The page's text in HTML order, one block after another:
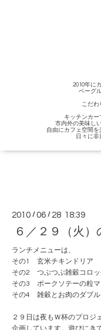
2010年に
ベーグ
こだわ
キッチンカ
市内外の美味し
自由にカフェ空間
日々に非
2010 /06 / 28 18:39
６／２９（火）
ランチメニューは、
その1 玄米チキンドリア
その2 つぶつぶ雑穀コロッ
その3 ポークソテーの粒マ
その4 雑穀とお肉のダブル
２９日は夜もＷ杯のプロジ